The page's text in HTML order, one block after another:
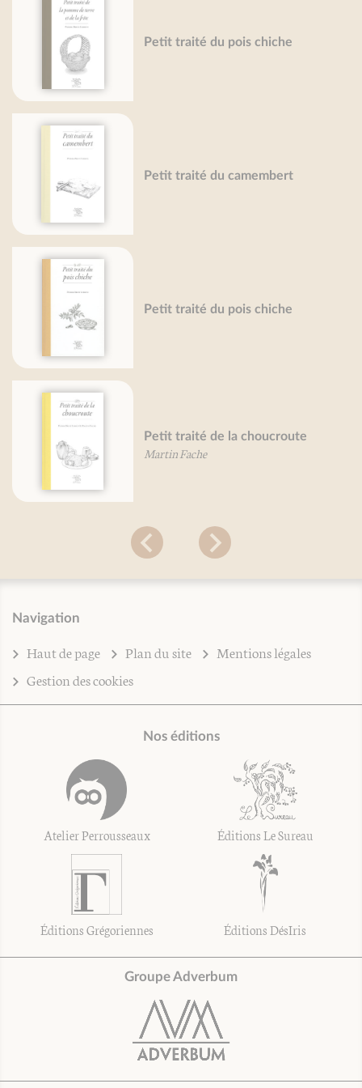
Petit traité du pois chiche
Petit traité du camembert
Petit traité du pois chiche
Petit traité de la choucroute
Martin Fache
Navigation
Haut de page Plan du site
Mentions légales
Gestion des cookies
Nos éditions
Atelier Perrousseaux Éditions Le Sureau
Éditions Grégoriennes Éditions DésIris
Groupe Adverbum